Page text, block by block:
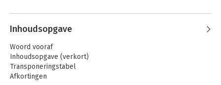
Inhoudsopgave
Woord vooraf
Inhoudsopgave (verkort)
Transponeringstabel
Afkortingen